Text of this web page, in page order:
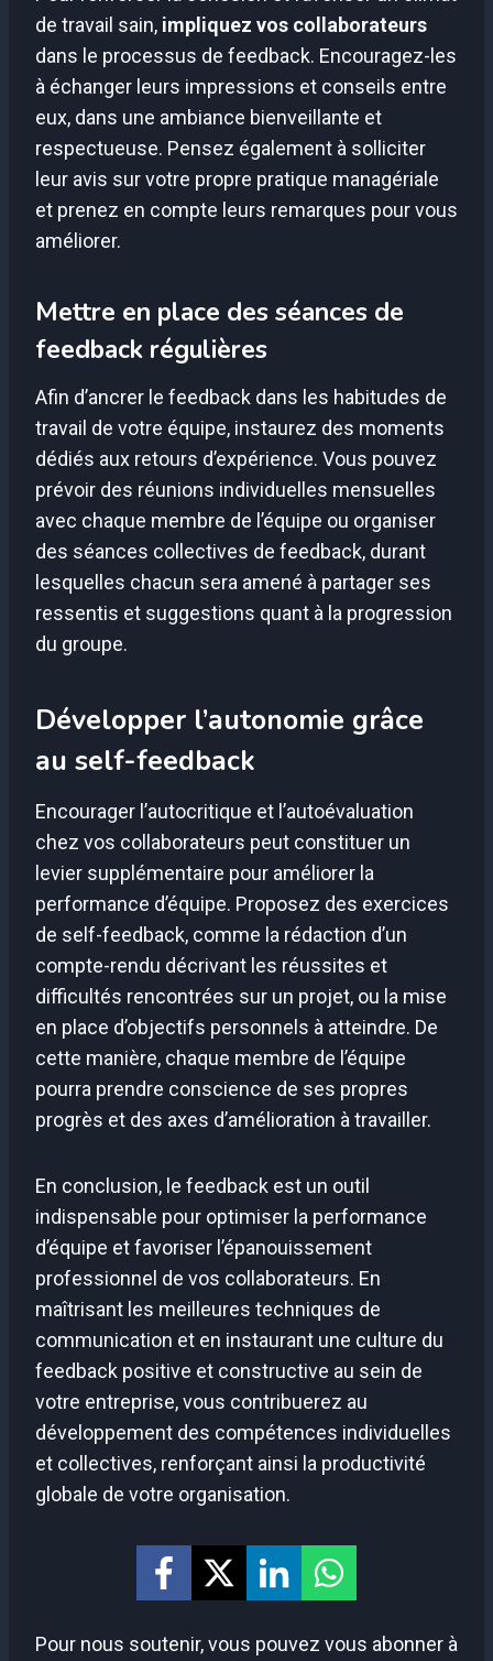
de travail sain, impliquez vos collaborateurs
dans le processus de feedback. Encouragez-les
à échanger leurs impressions et conseils entre
eux, dans une ambiance bienveillante et
respectueuse. Pensez également à solliciter
leur avis sur votre propre pratique managériale
et prenez en compte leurs remarques pour vous
améliorer.
Mettre en place des séances de
feedback régulières
Afin d’ancrer le feedback dans les habitudes de
travail de votre équipe, instaurez des moments
dédiés aux retours d’expérience. Vous pouvez
prévoir des réunions individuelles mensuelles
avec chaque membre de l’équipe ou organiser
des séances collectives de feedback, durant
lesquelles chacun sera amené à partager ses
ressentis et suggestions quant à la progression
du groupe.
Développer l’autonomie grâce
au self-feedback
Encourager l’autocritique et l’autoévaluation
chez vos collaborateurs peut constituer un
levier supplémentaire pour améliorer la
performance d’équipe. Proposez des exercices
de self-feedback, comme la rédaction d’un
compte-rendu décrivant les réussites et
difficultés rencontrées sur un projet, ou la mise
en place d’objectifs personnels à atteindre. De
cette manière, chaque membre de l’équipe
pourra prendre conscience de ses propres
progrès et des axes d’amélioration à travailler.
En conclusion, le feedback est un outil
indispensable pour optimiser la performance
d’équipe et favoriser l’épanouissement
professionnel de vos collaborateurs. En
maîtrisant les meilleures techniques de
communication et en instaurant une culture du
feedback positive et constructive au sein de
votre entreprise, vous contribuerez au
développement des compétences individuelles
et collectives, renforçant ainsi la productivité
globale de votre organisation.
Pour nous soutenir, vous pouvez vous abonner à